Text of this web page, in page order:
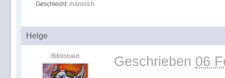
Geschlecht: männlich
Helge
Biblionaut Geschrieben 06